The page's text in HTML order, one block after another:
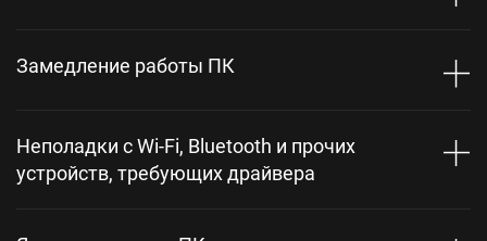
Замедление работы ПК
Неполадки с Wi-Fi, Bluetooth и прочих
устройств, требующих драйвера